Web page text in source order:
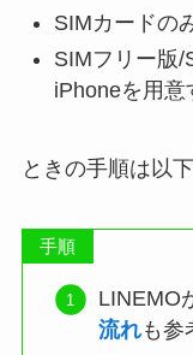
SIMカードの
SIMフリー版/
iPhoneを用意
ときの手順は以下
手順
LINEMO
流れも参